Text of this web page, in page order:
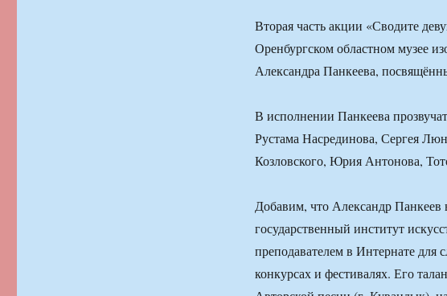
Вторая часть акции «Сводите
Оренбургском областном музее
Александра Панкеева,
В исполнении Панкеева
Рустама Насрединова, Сергея
Козловского, Юрия Антонова,
Добавим, что Александр Панкеев
государственный институт
преподавателем в Интернате для
конкурсах и фестивалях. Его